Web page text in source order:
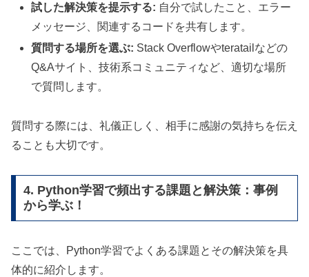
試した解決策を提示する: 自分で試したこと、エラー
メッセージ、関連するコードを共有します。
質問する場所を選ぶ: Stack Overflowやteratailなどの
Q&Aサイト、技術系コミュニティなど、適切な場所
で質問します。
質問する際には、礼儀正しく、相手に感謝の気持ちを伝え
ることも大切です。
4. Python学習で頻出する課題と解決策：事例
から学ぶ！
ここでは、Python学習でよくある課題とその解決策を具
体的に紹介します。